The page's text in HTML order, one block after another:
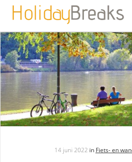
14 juni 2022 in Fiets- en
policy